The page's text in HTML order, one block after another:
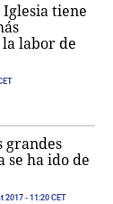
tiene
labor de
grandes
se ha ido de
2017- 11:20 CET